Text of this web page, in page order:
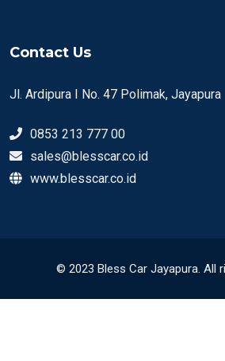
Contact Us
Jl. Ardipura I No. 47 Polimak, Jayapura
0853 213 777 00
sales@blesscar.co.id
www.blesscar.co.id
© 2023 Bless Car Jayapura. All